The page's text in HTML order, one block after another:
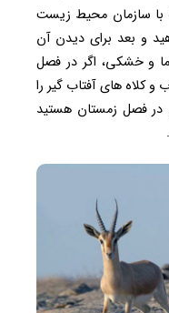
با سازمان محیط زیست
و بعد برای دیدن آن
و خشکی، اگر در فصل
کلاه های آفتاب گیر را
در فصل زمستان هستید